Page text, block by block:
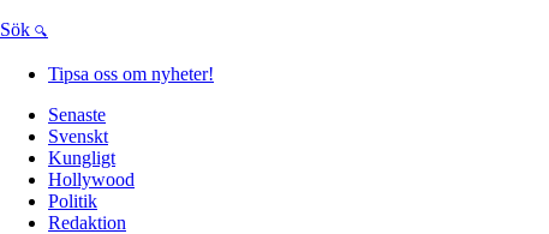
Sök
Tipsa oss om nyheter!
Senaste
Svenskt
Kungligt
Hollywood
Politik
Redaktion